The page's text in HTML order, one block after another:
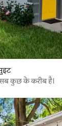
कुछ के करीब है।